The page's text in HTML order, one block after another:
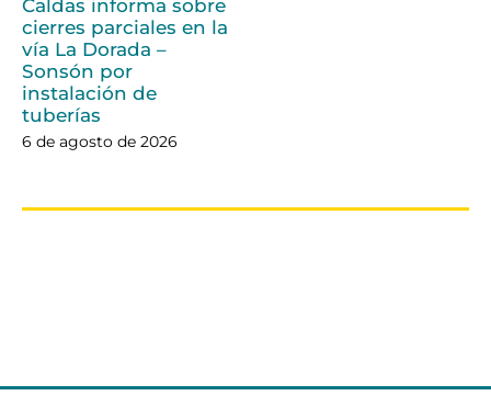
Caldas informa sobre
cierres parciales en la
vía La Dorada –
Sonsón por
instalación de
tuberías
6 de agosto de 2026